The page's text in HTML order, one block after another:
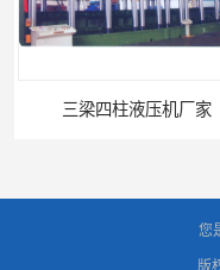
三梁四柱液压机厂家
您
版